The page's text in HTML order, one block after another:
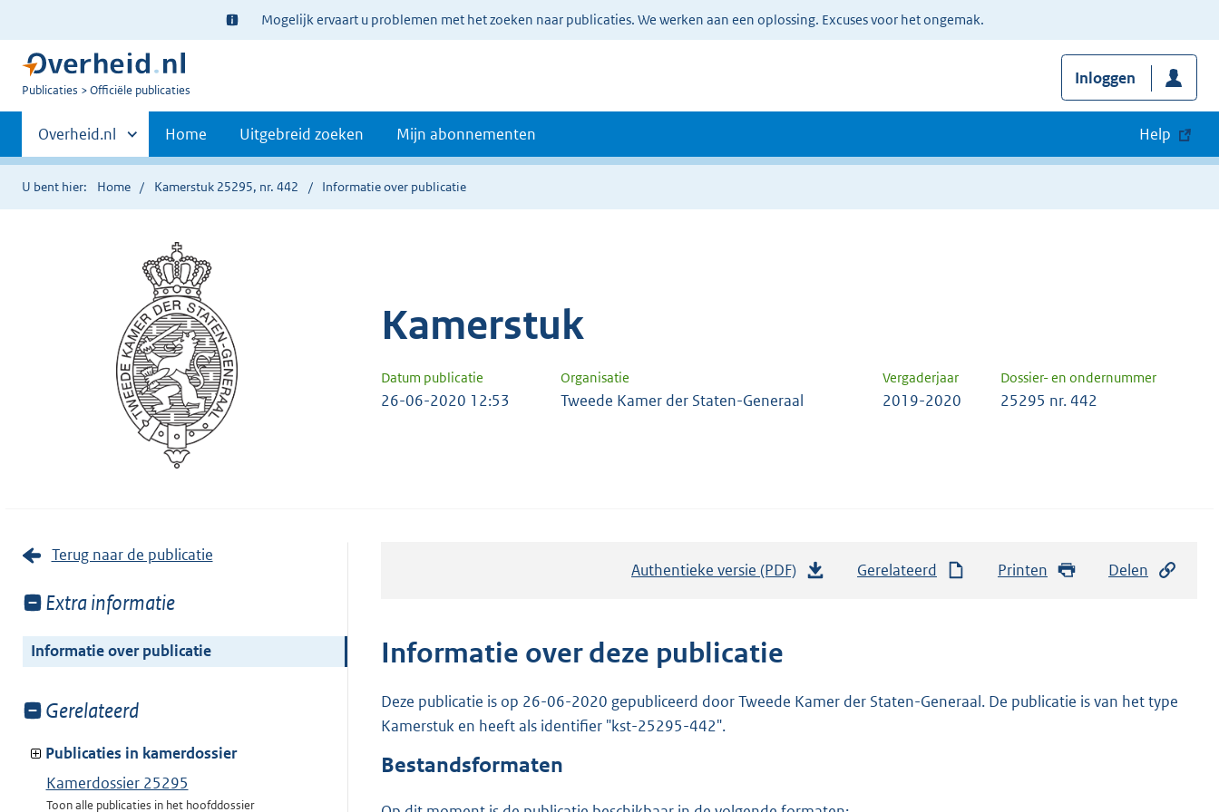
Ter
informatie:
Mogelijk ervaart u problemen met het zoeken naar publicaties. We werken aan een oplossing. Excuses voor het ongemak.
U
Publicaties Officiële publicaties
Inloggen
Primaire
navigatie
Andere
sites
binnen
Overheid.nl Home Uitgebreid zoeken Mijn abonnementen Help
U bent hier: Home Kamerstuk 25295, nr. 442 Informatie over publicatie
Kamerstuk
Datum publicatie Organisatie Vergaderjaar Dossier- en ondernummer
26-06-2020 12:53 Tweede Kamer der Staten-Generaal 2019-2020 25295 nr. 442
Terug naar de publicatie
Toon
van:
Extra informatie
Informatie over publicatie
Toon
van:
Gerelateerd
Publicaties in kamerdossier
Kamerdossier 25295
Toon alle publicaties in het hoofddossier
Authentieke versie (PDF)
n
Gerelateerd Printen Delen
Informatie over deze publicatie
Deze publicatie is op 26-06-2020 gepubliceerd door Tweede Kamer der Staten-Generaal. De publicatie is van het type
Kamerstuk en heeft als identifier "kst-25295-442".
Bestandsformaten